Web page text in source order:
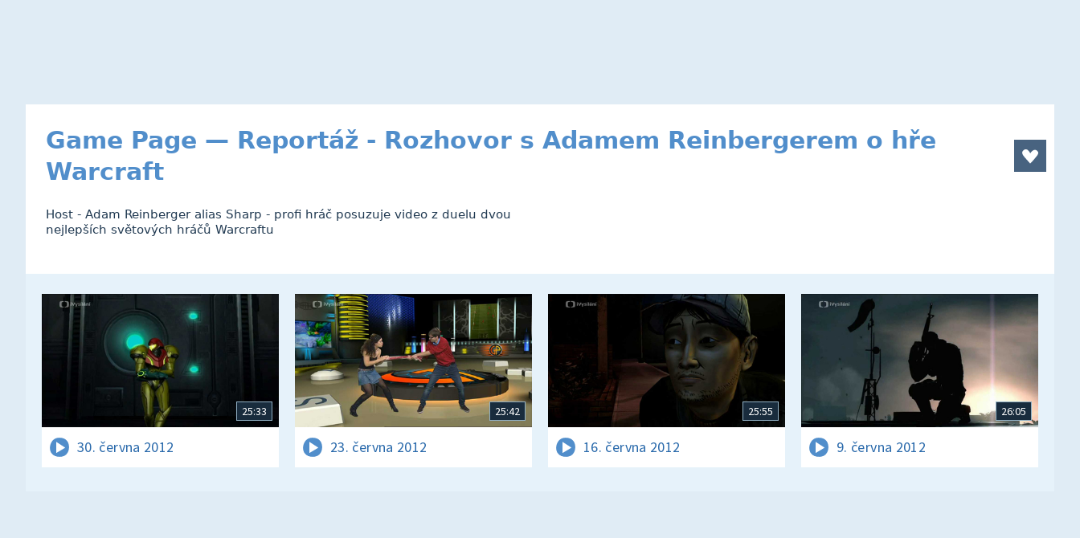
Game Page — Reportáž - Rozhovor s Adamem Reinbergerem o hře
Warcraft
Host - Adam Reinberger alias Sharp - profi hráč posuzuje video z duelu dvou
nejlepších světových hráčů Warcraftu
25:33
30. června 2012
25:42
23. června 2012
25:55
16. června 2012
26:05
9. června 2012